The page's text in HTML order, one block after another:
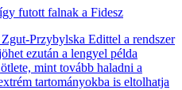
futott falnak a Fidesz
Przybylska Edittel a rendszer
ezután a lengyel példa
mint tovább haladni a
tartományokba is eltolhatja